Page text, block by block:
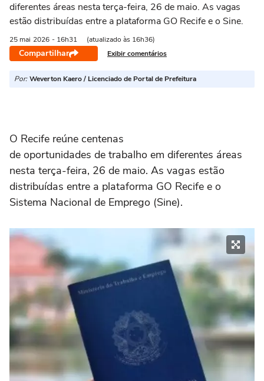
diferentes áreas nesta terça-feira, 26 de maio. As vagas
estão distribuídas entre a plataforma GO Recife e o Sine.
25 mai 2026 - 16h31 (atualizado às 16h36)
Compartilhar Exibir comentários
Por: Weverton Kaero / Licenciado de Portal de Prefeitura
O Recife reúne centenas
de oportunidades de trabalho em diferentes áreas
nesta terça-feira, 26 de maio. As vagas estão
distribuídas entre a plataforma GO Recife e o
Sistema Nacional de Emprego (Sine).